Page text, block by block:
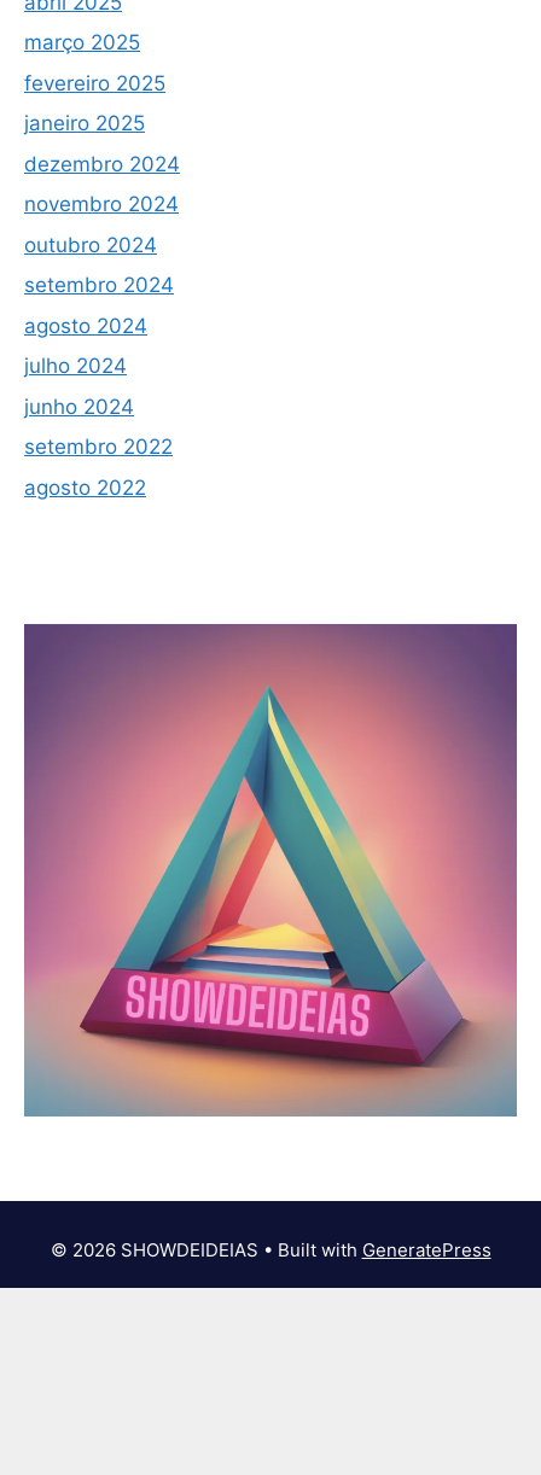
março 2025
fevereiro 2025
janeiro 2025
dezembro 2024
novembro 2024
outubro 2024
setembro 2024
agosto 2024
julho 2024
junho 2024
setembro 2022
agosto 2022
© 2026 SHOWDEIDEIAS • Built with GeneratePress